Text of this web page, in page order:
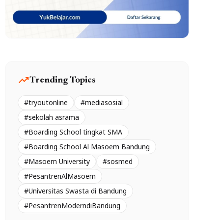
trending_upTrending Topics
#tryoutonline
#mediasosial
#sekolah asrama
#Boarding School tingkat SMA
#Boarding School Al Masoem Bandung
#Masoem University
#sosmed
#PesantrenAlMasoem
#Universitas Swasta di Bandung
#PesantrenModerndiBandung